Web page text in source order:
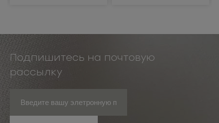
Подпишитесь на почтовую
рассылку